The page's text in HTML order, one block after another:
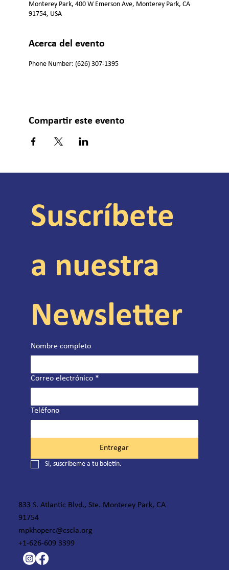
Monterey Park, 400 W Emerson Ave, Monterey Park, CA
91754, USA
Acerca del evento
Phone Number: (626) 307-1395
Compartir este evento
Suscríbete
a nuestra
Newsletter
Nombre completo
Correo electrónico *
Teléfono
Entregar
Sí, suscríbeme a tu boletín.
833 S. Atlantic Blvd., Ste. Monterey Park, CA
91754
mpkhoperc@cscla.org
+1-626-609 3399